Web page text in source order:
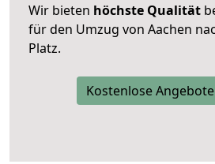
Wir bieten höchste Qualität
für den Umzug von Aachen
Platz.
Kostenlose